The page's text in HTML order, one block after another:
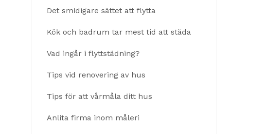
Det smidigare sättet att flytta
Kök och badrum tar mest tid att städa
Vad ingår i flyttstädning?
Tips vid renovering av hus
Tips för att vårmåla ditt hus
Anlita firma inom måleri